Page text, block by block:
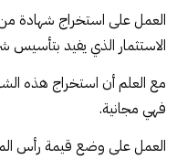
العمل على استخراج شهادة
الاستثمار الذي يفيد بتأسيس
مع العلم أن استخراج هذه
فهي مجانية.
العمل على وضع قيمة رأس